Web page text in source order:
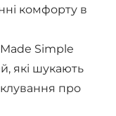
комфорту в
Simple
які шукають
про